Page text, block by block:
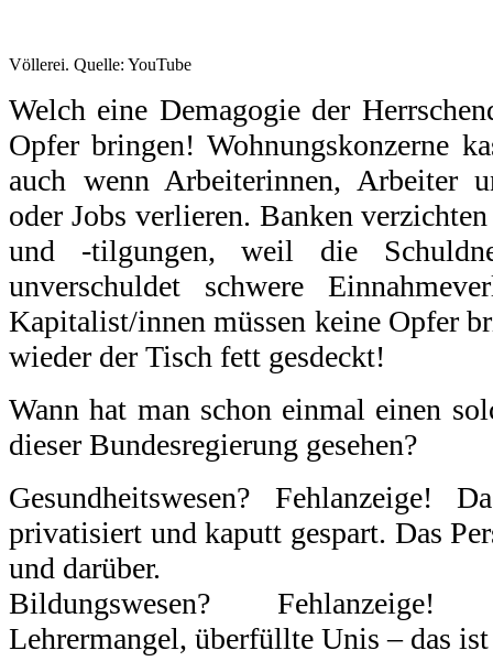
Völlerei. Quelle: YouTube
Welch eine Demagogie der
Opfer bringen! Wohnungskonzerne
auch wenn Arbeiterinnen, Arbeiter
oder Jobs verlieren. Banken
und -tilgungen, weil die
unverschuldet schwere
Kapitalist/innen müssen keine Opfer
wieder der Tisch fett gesdeckt!
Wann hat man schon einmal einen
dieser Bundesregierung gesehen?
Gesundheitswesen? Fehlanzeige!
privatisiert und kaputt gespart. Das
und darüber.
Bildungswesen?
Lehrermangel, überfüllte Unis – das